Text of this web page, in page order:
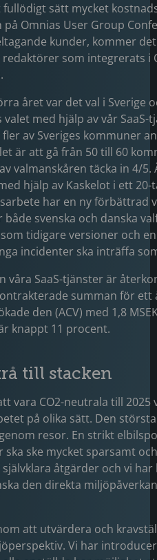
sätt mycket
Omnias User Group
kunder, kommer
som integrerats i
året var det val i Sverige
med hjälp av vår SaaS-
av Sveriges kommuner
är att gå från 50 till 60
valmanskåren täcka in 4/5.
hjälp av Kaskelot i ett
har en ny förbättrad
svenska och danska
tidigare versioner och
incidenter ska inträffa
våra SaaS-tjänster är
summan för ett
den (ACV) med 1,8
knappt 11 procent.
till stacken
vara CO2-neutrala till
på olika sätt. Den
resor. En strikt
ske mycket sparsamt och
åtgärder och vi
den direkta
att utvärdera och
Vi har